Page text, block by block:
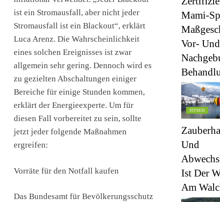
ist ein Stromausfall, aber nicht jeder
Stromausfall ist ein Blackout“, erklärt
Luca Arenz. Die Wahrscheinlichkeit
eines solchen Ereignisses ist zwar
allgemein sehr gering. Dennoch wird es
zu gezielten Abschaltungen einiger
Bereiche für einige Stunden kommen,
erklärt der Energieexperte. Um für
diesen Fall vorbereitet zu sein, sollte
jetzt jeder folgende Maßnahmen
ergreifen:
Vorräte für den Notfall kaufen
Das Bundesamt für Bevölkerungsschutz
Mami-
Vor- Und
FITNESS
Und
Ist Der
Am